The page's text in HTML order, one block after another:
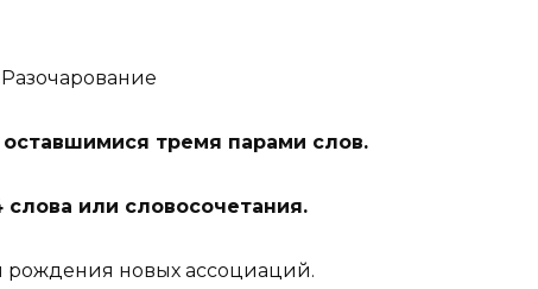
тремя парами слов.
слова или словосочетания.
новых ассоциаций.